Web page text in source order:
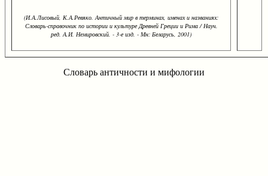
(И.А.Лисовый, К.А.Ревяко. Античный мир в терминах, именах и названиях:
Словарь-справочник по истории и культуре Древней Греции и Рима / Науч.
ред. А.И. Немировский. - 3-е изд. - Мн: Беларусь, 2001)
Словарь античности и мифологии